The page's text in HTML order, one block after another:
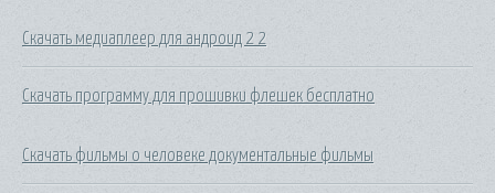
Скачать медиаплеер для андроид 2 2
Скачать программу для прошивки флешек бесплатно
Скачать фильмы о человеке документальные фильмы